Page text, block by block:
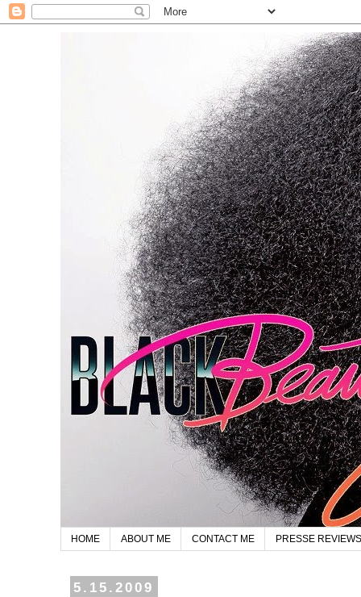
HOME ABOUT ME CONTACT ME PRESSE REVIEWS
5.15.2009